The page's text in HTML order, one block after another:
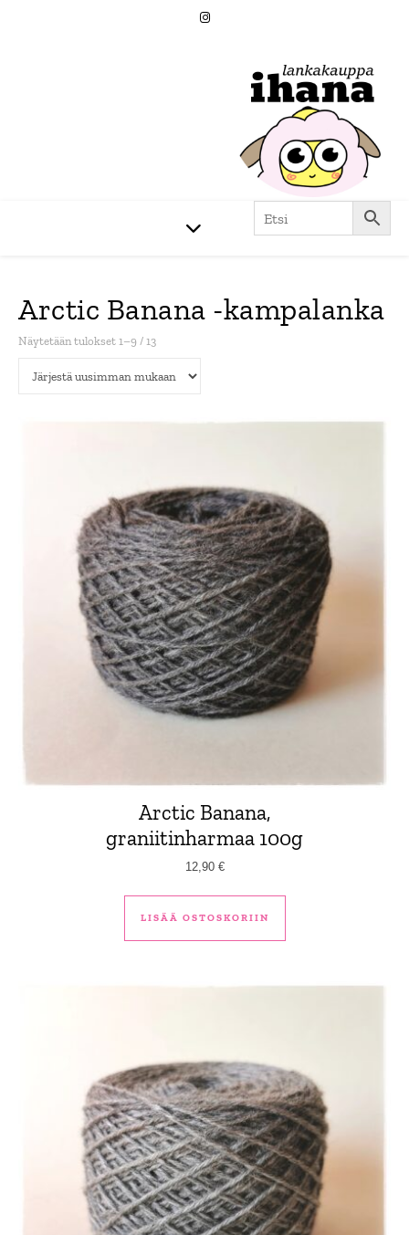
Arctic Banana -kampalanka
Näytetään tulokset 1–9 / 13Sorted by latest
Arctic Banana,
graniitinharmaa 100g
12,90 €
LISÄÄ OSTOSKORIIN